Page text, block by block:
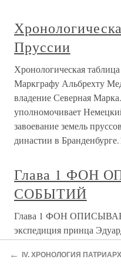
Пруссии
Хронологическая
Маркграфу Альбрехту
владение Северная
уполномочивает
завоевание земель
династии в
Глава 1 ФОН
СОБЫТИЙ
Глава 1 ФОН
экспедиция принца
нового этапа Столетней
Гиени (на современных
←